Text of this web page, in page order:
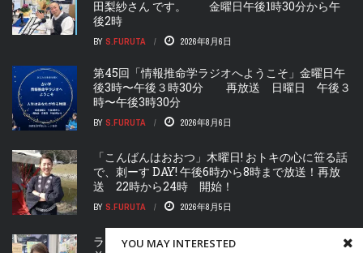
YOU MAY INTERESTED
田梨紗さん です。 金曜日午後1時30分から午
後2時
BY S.FURUTA 2026年8月6日
第45回「情報推命学ラジオへようこそ」金曜日午
後3時〜午後３時30分 再放送 日曜日 午後３
時〜午後3時30分
BY S.FURUTA 2026年8月6日
「こんばんはおおつ」木曜日! おトキの心に笹る話
で、刺ーす DAY! 午後6時から8時まで放送！再放
送 22時から24時 開始！
BY S.FURUTA 2026年8月5日
ランチタイムおおつ 木曜日 マダム芦田が、午